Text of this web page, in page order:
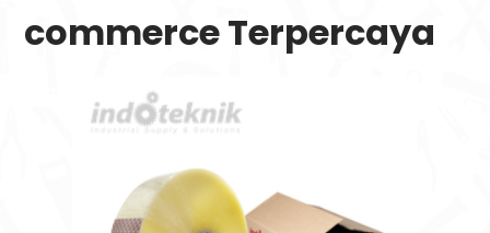
commerce Terpercaya